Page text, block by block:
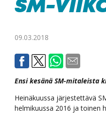
SM-
09.03.2018
Ensi kesänä SM-mitaleista
Heinäkuussa järjestettävä
helmikuussa 2016 ja toinen